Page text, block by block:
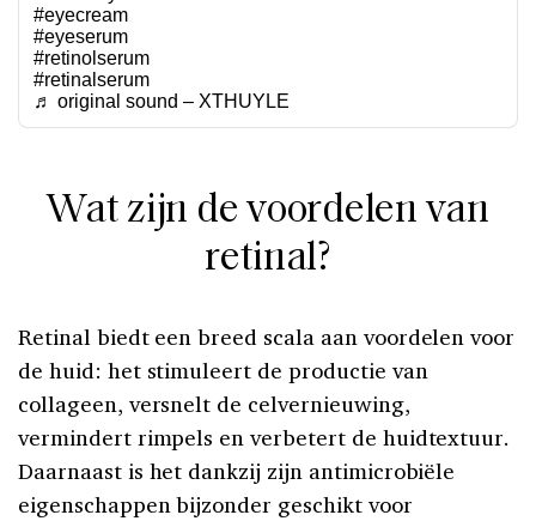
#eyecream
#eyeserum
#retinolserum
#retinalserum
♬ original sound – XTHUYLE
Wat zijn de voordelen van
retinal?
Retinal biedt een breed scala aan voordelen voor
de huid: het stimuleert de productie van
collageen, versnelt de celvernieuwing,
vermindert rimpels en verbetert de huidtextuur.
Daarnaast is het dankzij zijn antimicrobiële
eigenschappen bijzonder geschikt voor